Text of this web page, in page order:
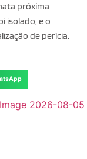
próxima
isolado, e o
de perícia.